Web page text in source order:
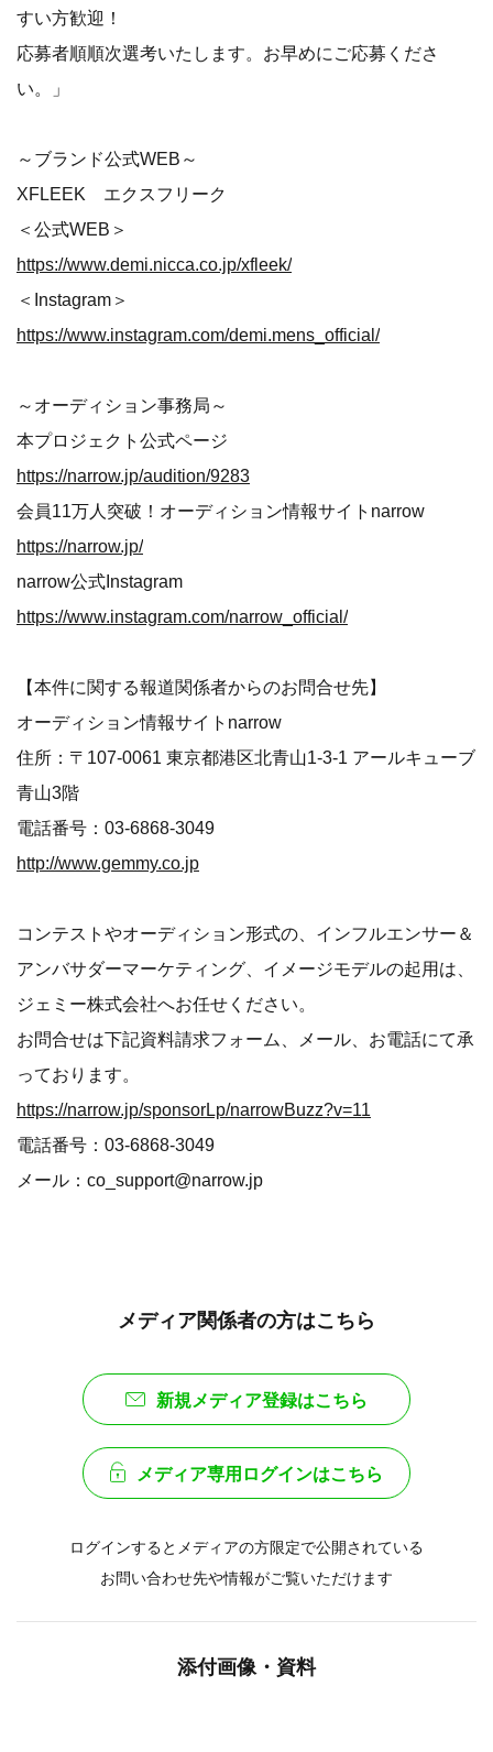
すい方歓迎！
応募者順順次選考いたします。お早めにご応募くださ
い。」
～ブランド公式WEB～
XFLEEK エクスフリーク
＜公式WEB＞
https://www.demi.nicca.co.jp/xfleek/
＜Instagram＞
https://www.instagram.com/demi.mens_official/
～オーディション事務局～
本プロジェクト公式ページ
https://narrow.jp/audition/9283
会員11万人突破！オーディション情報サイトnarrow
https://narrow.jp/
narrow公式Instagram
https://www.instagram.com/narrow_official/
【本件に関する報道関係者からのお問合せ先】
オーディション情報サイトnarrow
住所：〒107-0061 東京都港区北青山1-3-1 アールキューブ
青山3階
電話番号：03-6868-3049
http://www.gemmy.co.jp
コンテストやオーディション形式の、インフルエンサー＆
アンバサダーマーケティング、イメージモデルの起用は、
ジェミー株式会社へお任せください。
お問合せは下記資料請求フォーム、メール、お電話にて承
っております。
https://narrow.jp/sponsorLp/narrowBuzz?v=11
電話番号：03-6868-3049
メール：co_support@narrow.jp
メディア関係者の方はこちら
新規メディア登録はこちら
メディア専用ログインはこちら
ログインするとメディアの方限定で公開されている
お問い合わせ先や情報がご覧いただけます
添付画像・資料